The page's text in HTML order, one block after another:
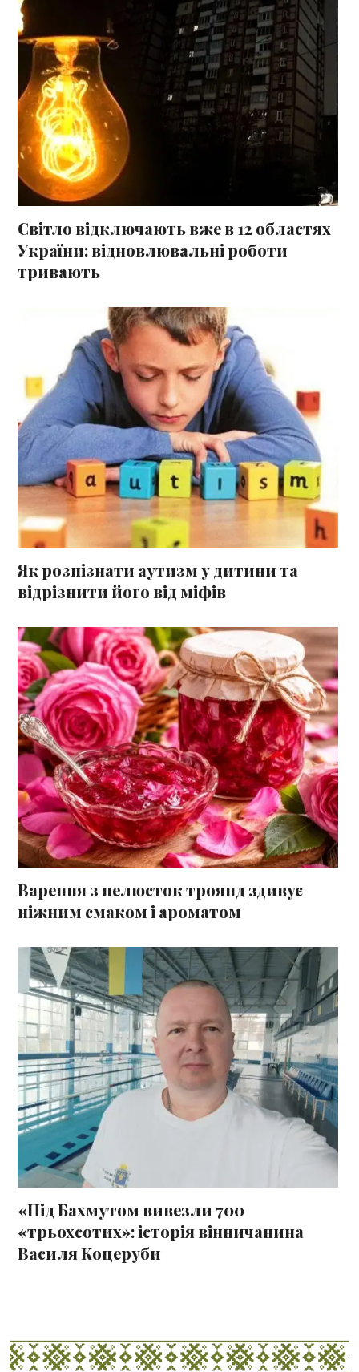
Світло відключають вже в 12 областях
України: відновлювальні роботи
тривають
Як розпізнати аутизм у дитини та
відрізнити його від міфів
Варення з пелюсток троянд здивує
ніжним смаком і ароматом
«Під Бахмутом вивезли 700
«трьохсотих»: історія вінничанина
Василя Коцеруби